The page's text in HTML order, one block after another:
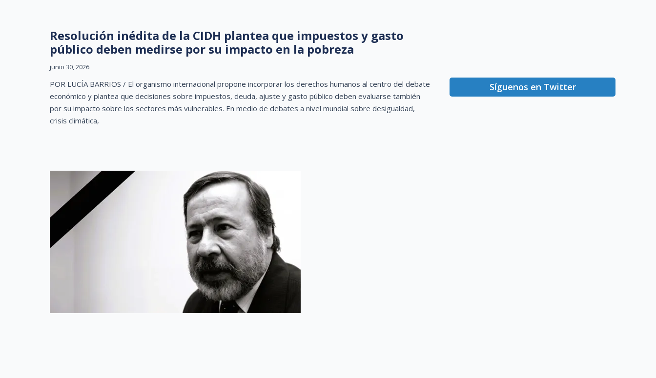
Resolución inédita de la CIDH plantea que impuestos y gasto
público deben medirse por su impacto en la pobreza
junio 30, 2026
POR LUCÍA BARRIOS / El organismo internacional propone incorporar los derechos humanos al centro del debate
económico y plantea que decisiones sobre impuestos, deuda, ajuste y gasto público deben evaluarse también
por su impacto sobre los sectores más vulnerables. En medio de debates a nivel mundial sobre desigualdad,
crisis climática,
Síguenos en Twitter